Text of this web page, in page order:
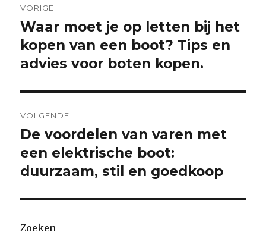
VORIGE
Vorige
bericht:
Waar moet je op letten bij het
kopen van een boot? Tips en
advies voor boten kopen.
VOLGENDE
Volgende
bericht:
De voordelen van varen met
een elektrische boot:
duurzaam, stil en goedkoop
Zoeken